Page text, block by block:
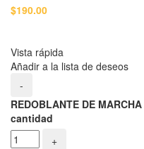
$190.00
Vista rápida
Añadir a la lista de deseos
-
REDOBLANTE DE
cantidad
+